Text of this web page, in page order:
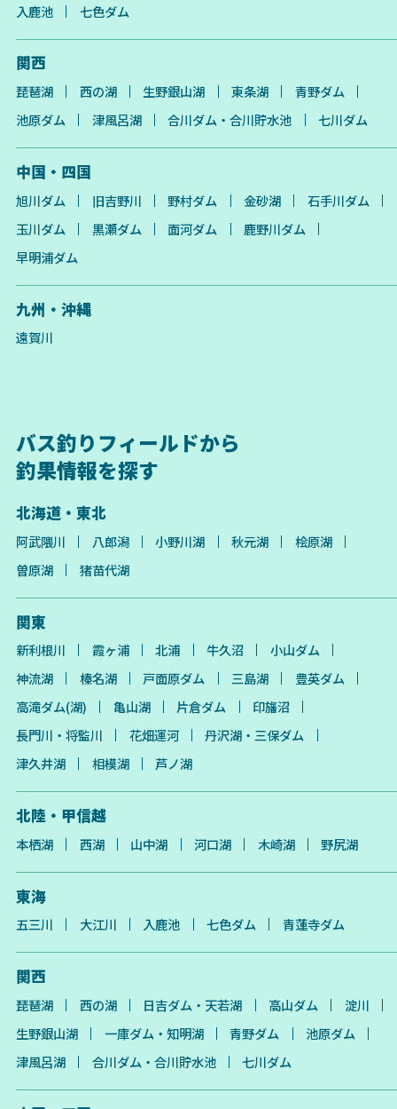
入鹿池 七色ダム
関西
琵琶湖 西の湖 生野銀山湖 東条湖
青野ダム
池原ダム
津風呂湖 合川ダム・合川貯水池 七川ダム
中国・四国
旭川ダム 旧吉野川 野村ダム 金砂湖
石手川ダム
玉川ダム
黒瀬ダム 面河ダム
鹿野川ダム
早明浦ダム
九州・沖縄
遠賀川
バス釣りフィールドから
釣果情報を探す
北海道・東北
阿武隈川 八郎潟 小野川湖 秋元湖
桧原湖
曽原湖
猪苗代湖
関東
新利根川 霞ヶ浦 北浦 牛久沼
小山ダム
神流湖
榛名湖 戸面原ダム 三島湖
豊英ダム
高滝ダム(湖)
亀山湖 片倉ダム
印旛沼
長門川・将監川
花畑運河
丹沢湖・三保ダム
津久井湖
相模湖 芦ノ湖
北陸・甲信越
本栖湖 西湖 山中湖 河口湖 木崎湖 野尻湖
東海
五三川 大江川 入鹿池 七色ダム 青蓮寺ダム
関西
琵琶湖 西の湖 日吉ダム・天若湖 高山ダム
淀川
生野銀山湖
一庫ダム・知明湖 青野ダム
池原ダム
津風呂湖
合川ダム・合川貯水池 七川ダム